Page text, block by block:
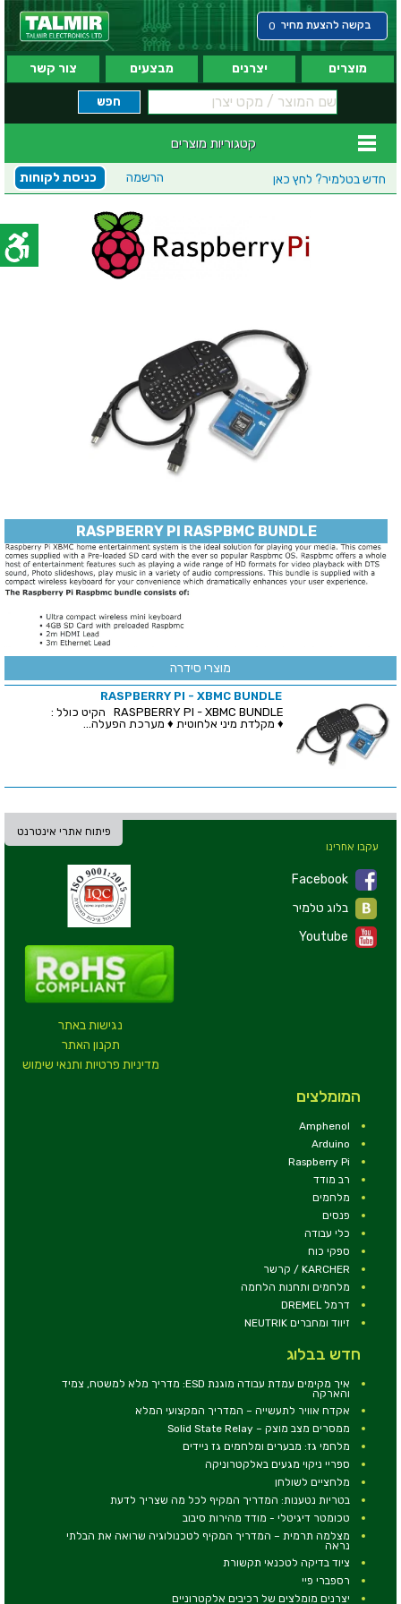
בקשה להצעת מחיר 0
מוצרים יצרנים מבצעים צור קשר
קטגוריות מוצרים
חדש בטלמיר? לחץ כאן כניסת לקוחות הרשמה
RASPBERRY PI RASPBMC BUNDLE
מוצרי סידרה
RASPBERRY PI - XBMC BUNDLE
RASPBERRY PI - XBMC BUNDLE הקיט כולל :
♦ מקלדת מיני אלחוטית ♦ מערכת הפעלה...
פיתוח אתרי אינטרנט
נגישות באתר
תקנון האתר
מדיניות פרטיות ותנאי שימוש
עקבו אחרינו
Facebook
Youtube
המומלצים
Amphenol
Arduino
Raspberry Pi
רב מודד
מלחמים
פנסים
כלי עבודה
ספקי כוח
KARCHER / קרשר
מלחמים ותחנות הלחמה
דרמל DREMEL
זיווד ומחברים NEUTRIK
חדש בבלוג
איך מקימים עמדת עבודה מוגנת ESD: מדריך מלא למשטח, צמיד
והארקה
אקדח אוויר לתעשייה – המדריך המקצועי המלא
ממסרים מצב מוצק – Solid State Relay
מלחמי גז: מבערים ומלחמים גז ניידים
ספריי ניקוי מגעים באלקטרוניקה
מלחציים לשולחן
בטריות נטענות: המדריך המקיף לכל מה שצריך לדעת
טכומטר דיגיטלי - מודד מהירות סיבוב
מצלמה תרמית – המדריך המקיף לטכנולוגיה שרואה את הבלתי
נראה
ציוד בדיקה לטכנאי תקשורת
רספברי פיי
יצרנים מומלצים של רכיבים אלקטרוניים